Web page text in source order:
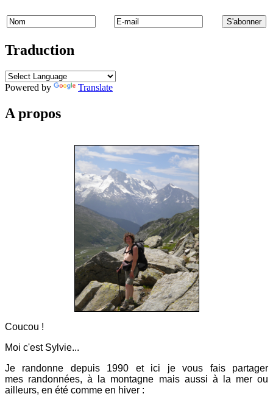
Traduction
Powered by Translate
A propos
Coucou !
Moi c'est Sylvie...
Je randonne depuis 1990 et ici je vous fais partager
mes randonnées, à la montagne mais aussi à la mer ou
ailleurs, en été comme en hiver :